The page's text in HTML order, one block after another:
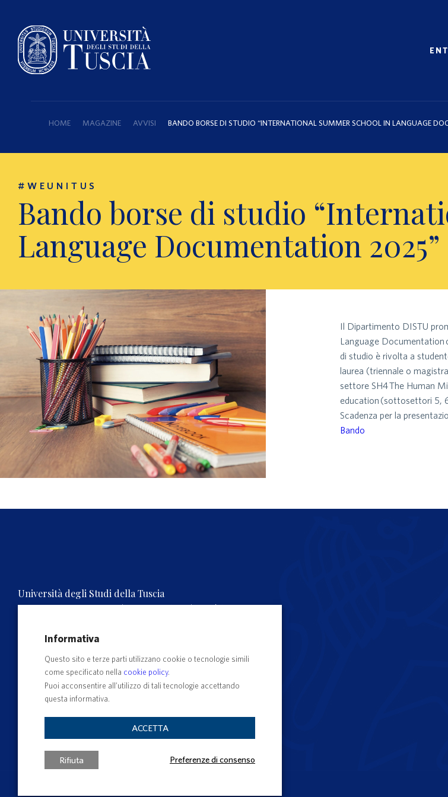
HOME MAGAZINE AVVISI BANDO BORSE DI STUDIO “INTERNATIONAL SUMMER SCHOOL IN LANGUAGE
#WEUNITUS
Bando borse di studio
Language Documentation 2025”
Il Dipartimento DISTU
Language Documentation
di studio è rivolta a
laurea (triennale o
settore SH4The Human
education (sottosettori 5,
Scadenza per la
Bando
Università degli Studi della Tuscia
Rettorato, Via S.M. in Gradi n.4, 01100 Viterbo, ITALY.
C.F. 80029030568 – P.IVA 00575560560
Informativa
Questo sito e terze parti utilizzano cookie o tecnologie simili
come specificato nella cookie policy.
Puoi acconsentire all’utilizzo di tali tecnologie accettando
questa informativa.
ACCETTA
Rifiuta Preferenze di consenso